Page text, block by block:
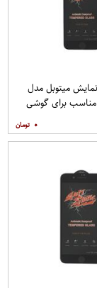
میتوبل مدل
ANTISTATIC مناسب برای گوشی
۰